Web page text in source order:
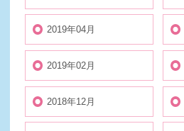
2019年04月
2019年02月
2018年12月